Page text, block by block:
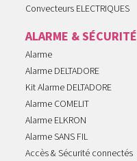
Convecteurs ELECTRIQUES
ALARME & SÉCURITÉ
Alarme
Alarme DELTADORE
Kit Alarme DELTADORE
Alarme COMELIT
Alarme ELKRON
Alarme SANS FIL
Accès & Sécurité connectés